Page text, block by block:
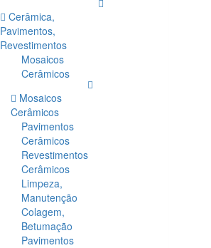
Cerâmica,
Pavimentos,
Revestimentos
Mosaicos
Cerâmicos
Mosaicos
Cerâmicos
Pavimentos
Cerâmicos
Revestimentos
Cerâmicos
Limpeza,
Manutenção
Colagem,
Betumação
Pavimentos